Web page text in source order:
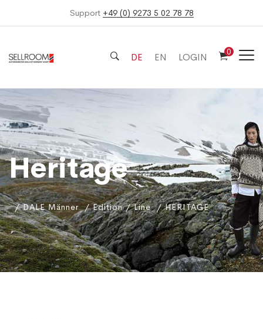
Support +49 (0) 9273 5 02 78 78
DE EN LOGIN 0
Heritage
DALE Männer Edition / Line HERITAGE